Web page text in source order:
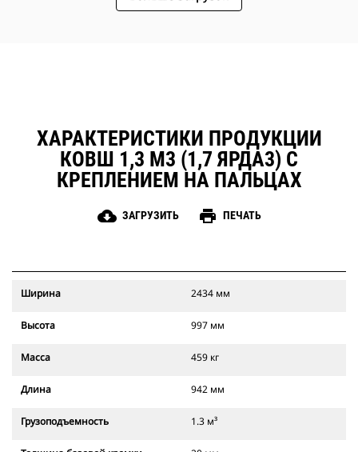
ХАРАКТЕРИСТИКИ ПРОДУКЦИИ
КОВШ 1,3 М3 (1,7 ЯРДА3) С
КРЕПЛЕНИЕМ НА ПАЛЬЦАХ
cloud_download ЗАГРУЗИТЬ print ПЕЧАТЬ
Ширина 2434 мм
Высота 997 мм
Масса 459 кг
Длина 942 мм
Грузоподъемность 1.3 м³